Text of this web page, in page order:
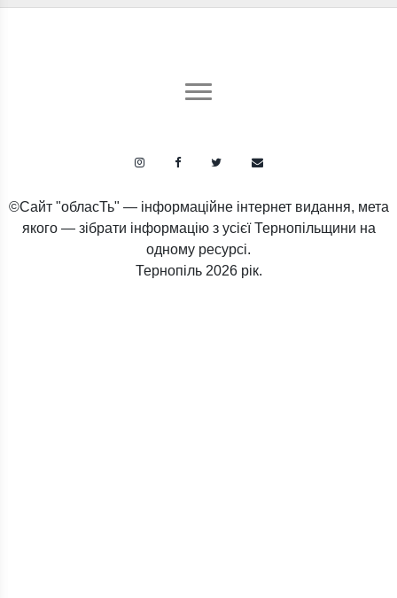
©Сайт "обласТь" — інформаційне інтернет видання, мета
якого — зібрати інформацію з усієї Тернопільщини на
одному ресурсі.
Тернопіль 2026 рік.